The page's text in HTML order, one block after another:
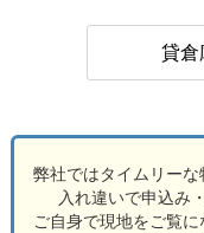
貸倉
弊社ではタイムリーな
入れ違いで申込み
ご自身で現地をご覧